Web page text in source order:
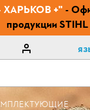
+" -
продукции STIHL